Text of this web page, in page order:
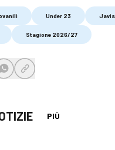
Under 23
Stagione 2026/27
PIÙ